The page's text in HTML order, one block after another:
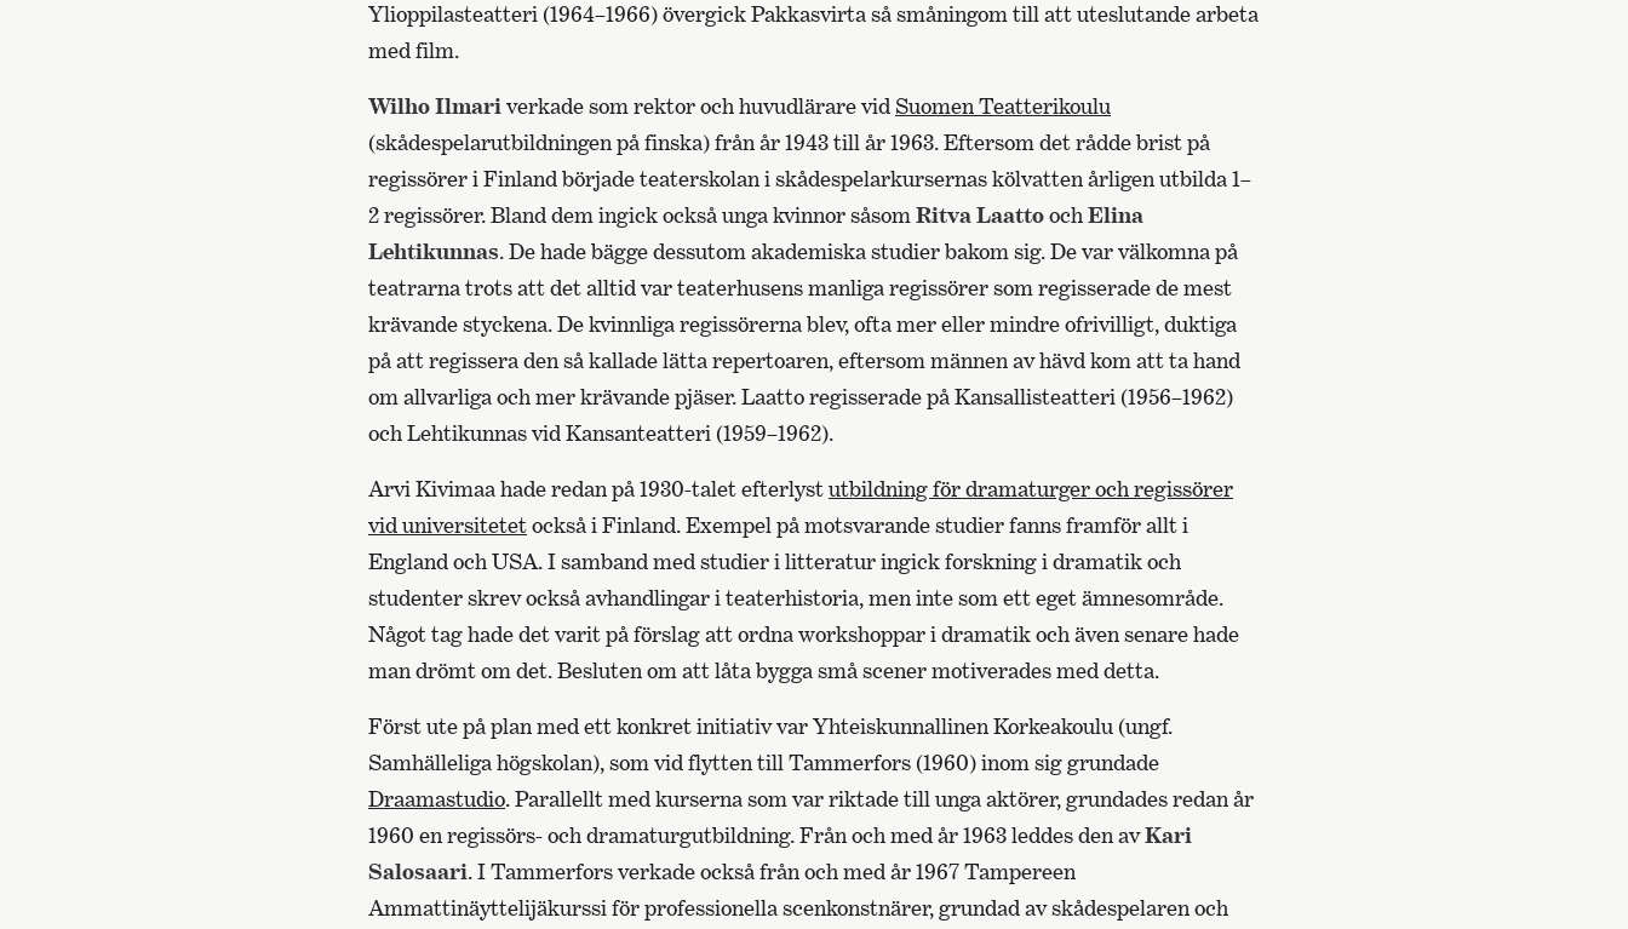
Ylioppilasteatteri (1964–1966) övergick Pakkasvirta så småningom till att uteslutande arbeta
med film.
Wilho Ilmari verkade som rektor och huvudlärare vid Suomen Teatterikoulu
(skådespelarutbildningen på finska) från år 1943 till år 1963. Eftersom det rådde brist på
regissörer i Finland började teaterskolan i skådespelarkursernas kölvatten årligen utbilda 1–
2 regissörer. Bland dem ingick också unga kvinnor såsom Ritva Laattooch Elina
Lehtikunnas. De hade bägge dessutom akademiska studier bakom sig. De var välkomna på
teatrarna trots att det alltid var teaterhusens manliga regissörer som regisserade de mest
krävande styckena. De kvinnliga regissörerna blev, ofta mer eller mindre ofrivilligt, duktiga
på att regissera den så kallade lätta repertoaren, eftersom männen av hävd kom att ta hand
om allvarliga och mer krävande pjäser. Laatto regisserade på Kansallisteatteri (1956–1962)
och Lehtikunnas vid Kansanteatteri (1959–1962).
Arvi Kivimaa hade redan på 1930-talet efterlystutbildning för dramaturger och regissörer
vid universitetetockså i Finland. Exempel på motsvarande studier fanns framför allt i
England och USA. I samband med studier i litteratur ingick forskning i dramatik och
studenter skrev också avhandlingar i teaterhistoria, men inte som ett eget ämnesområde.
Något tag hade det varit på förslag att ordna workshoppar i dramatik och även senare hade
man drömt om det. Besluten om att låta bygga små scener motiverades med detta.
Först ute på plan med ett konkret initiativ var Yhteiskunnallinen Korkeakoulu (ungf.
Samhälleliga högskolan), som vid flytten till Tammerfors (1960) inom sig grundade
Draamastudio. Parallellt med kurserna som var riktade till unga aktörer, grundades redan år
1960 en regissörs- och dramaturgutbildning. Från och med år 1963 leddes den avKari
Salosaari. I Tammerfors verkade också från och med år 1967 Tampereen
Ammattinäyttelijäkurssi för professionella scenkonstnärer, grundad av skådespelaren och